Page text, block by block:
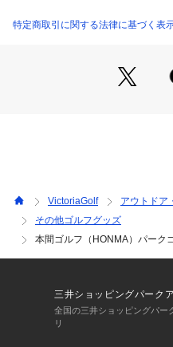
ありますが、商品自体の仕様
※ブラウザやお使いのモニタ
商品の色味が若干異なる場合
特定商取引に関する法律に基づく表
VictoriaGolf アウトドア
その他ゴルフグッズ
本間ゴルフ（HONMA）パーク
三井ショッピングパーク
全国の三井ショッピングパー
リ